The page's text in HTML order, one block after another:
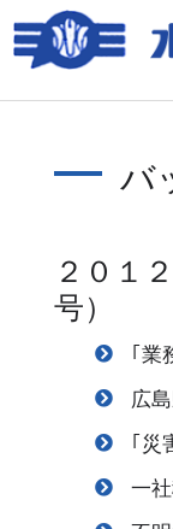
バ
２０１
号）
｢業
広
｢災
一